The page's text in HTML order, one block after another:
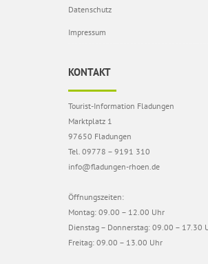
Datenschutz
Impressum
KONTAKT
Tourist-Information Fladungen
Marktplatz 1
97650 Fladungen
Tel. 09778 – 9191 310
info@fladungen-rhoen.de
Öffnungszeiten:
Montag: 09.00 – 12.00 Uhr
Dienstag – Donnerstag: 09.00 – 17.30
Freitag: 09.00 – 13.00 Uhr